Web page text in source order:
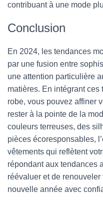
contribuant à une mode
Conclusion
En 2024, les tendances
par une fusion entre
une attention particulière
matières. En intégrant
robe, vous pouvez affiner
rester à la pointe de la
couleurs terreuses, des
pièces écoresponsables,
vêtements qui reflètent
répondant aux tendances
réévaluer et de
nouvelle année avec